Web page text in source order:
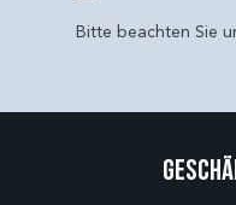
Bitte beachten Sie